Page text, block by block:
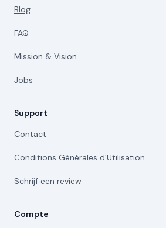
Blog
FAQ
Mission & Vision
Jobs
Support
Contact
Conditions Générales d'Utilisation
Schrijf een review
Compte